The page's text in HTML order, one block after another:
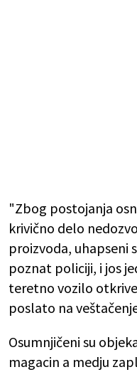
"Zbog postojanja
krivično delo
proizvoda, uhapseni
poznat policiji, i jos
teretno vozilo
poslato na
Osumnjičeni su
magacin a medju